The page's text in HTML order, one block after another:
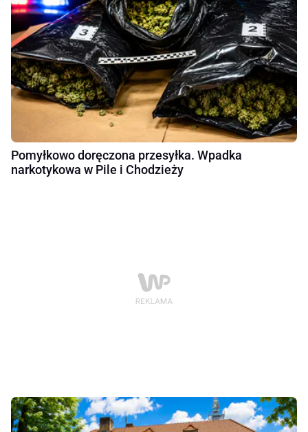
Pomyłkowo doręczona przesyłka. Wpadka
narkotykowa w Pile i Chodzieży